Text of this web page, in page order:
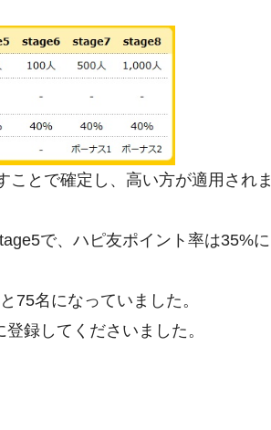
ことで確定し、高い方が適用されま
で、ハピ友ポイント率は35%に
75名になっていました。
登録してくださいました。